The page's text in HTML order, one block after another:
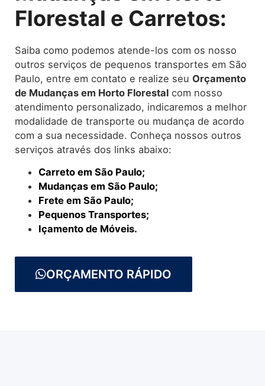
Florestal e Carretos:
Saiba como podemos atende-los com os nosso
outros serviços de pequenos transportes em São
Paulo, entre em contato e realize seu Orçamento
de Mudanças em Horto Florestal com nosso
atendimento personalizado, indicaremos a melhor
modalidade de transporte ou mudança de acordo
com a sua necessidade. Conheça nossos outros
serviços através dos links abaixo:
Carreto em São Paulo;
Mudanças em São Paulo;
Frete em São Paulo;
Pequenos Transportes;
Içamento de Móveis.
ORÇAMENTO RÁPIDO